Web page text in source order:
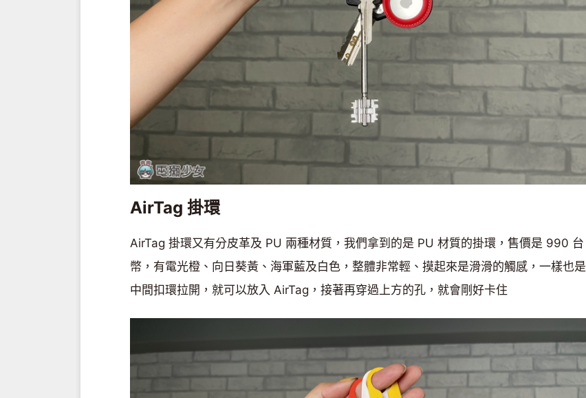
AirTag 掛環
AirTag 掛環又有分皮革及 PU 兩種材質，我們拿到的是 PU 材質的掛環，售價是 990 台
幣，有電光橙、向日葵黃、海軍藍及白色，整體非常輕、摸起來是滑滑的觸感，一樣也是
中間扣環拉開，就可以放入 AirTag，接著再穿過上方的孔，就會剛好卡住